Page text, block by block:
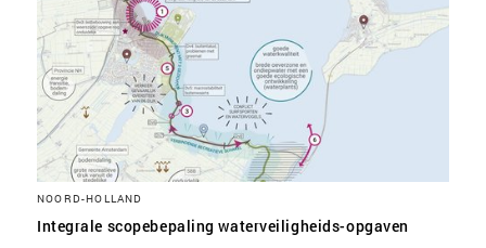
NOORD-HOLLAND
Integrale scopebepaling waterveiligheids-opgaven